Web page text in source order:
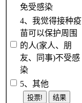
免受感染
4、我觉得接种疫
苗可以保护周围
的人(家人、朋
友、同事)不受感
染
5、其他